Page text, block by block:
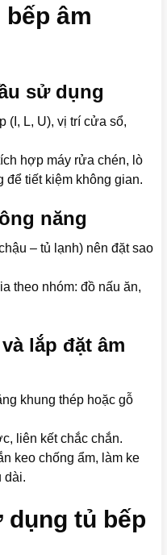
âm
sử dụng
(I, L, U), vị trí cửa sổ,
hợp máy rửa chén, lò
tiết kiệm không gian.
năng
– tủ lạnh) nên đặt sao
theo nhóm: đồ nấu ăn,
lắp đặt âm
khung thép hoặc gỗ
liên kết chắc chắn.
keo chống ẩm, làm ke
dài.
dụng tủ bếp